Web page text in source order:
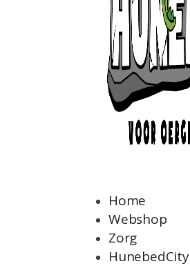
Home
Webshop
Zorg
HunebedCity